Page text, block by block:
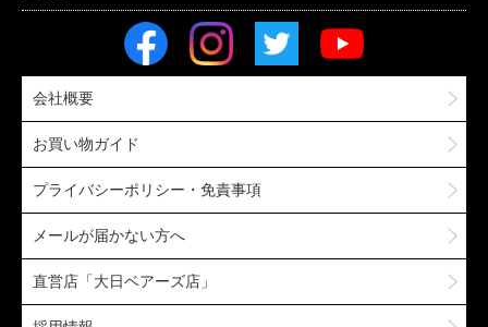
会社概要
お買い物ガイド
プライバシーポリシー・免責事項
メールが届かない方へ
直営店「大日ベアーズ店」